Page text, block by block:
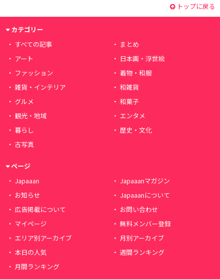
トップに戻る
カテゴリー
すべての記事
まとめ
アート
日本画・浮世絵
ファッション
着物・和服
雑貨・インテリア
和雑貨
グルメ
和菓子
観光・地域
エンタメ
暮らし
歴史・文化
古写真
ページ
Japaaan
Japaaanマガジン
お知らせ
Japaaanについて
広告掲載について
お問い合わせ
マイページ
無料メンバー登録
エリア別アーカイブ
月別アーカイブ
本日の人気
週間ランキング
月間ランキング